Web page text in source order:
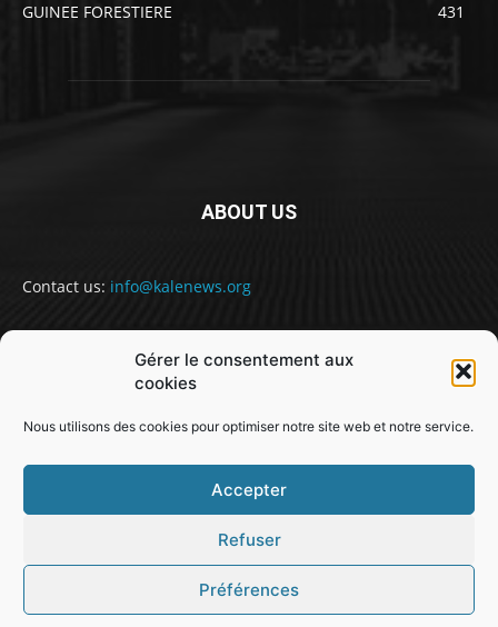
Gérer le consentement aux
cookies
Nous utilisons des cookies pour optimiser notre site web et notre service.
Accepter
Refuser
Préférences
GUINEE FORESTIERE
431
ABOUT US
Contact us: info@kalenews.org
FOLLOW US
@snabe// sekou.nabe@abakusitsolutions.eu
SOCIETE SPORT
EDUCATION